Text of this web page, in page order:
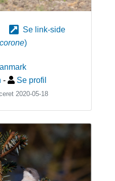
Se link-side
)
- Se profil
2020-05-18